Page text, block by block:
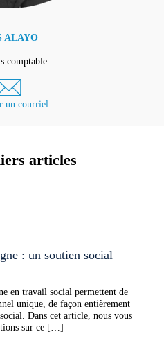
ALAYO
comptable
un courriel
articles
: un soutien social
en travail social permettent de
unique, de façon entièrement
Dans cet article, nous vous
sur ce […]